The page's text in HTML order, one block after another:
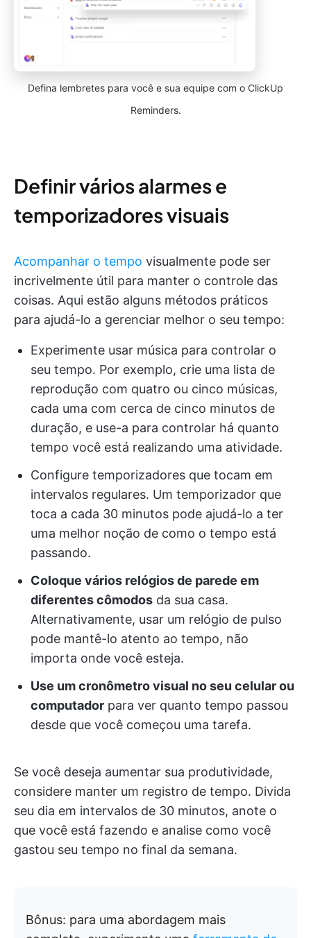
Defina lembretes para você e sua equipe com o ClickUp
Reminders.
Definir vários alarmes e
temporizadores visuais
Acompanhar o tempo visualmente pode ser
incrivelmente útil para manter o controle das
coisas. Aqui estão alguns métodos práticos
para ajudá-lo a gerenciar melhor o seu tempo:
Experimente usar música para controlar o
seu tempo. Por exemplo, crie uma lista de
reprodução com quatro ou cinco músicas,
cada uma com cerca de cinco minutos de
duração, e use-a para controlar há quanto
tempo você está realizando uma atividade.
Configure temporizadores que tocam em
intervalos regulares. Um temporizador que
toca a cada 30 minutos pode ajudá-lo a ter
uma melhor noção de como o tempo está
passando.
Coloque vários relógios de parede em
diferentes cômodos da sua casa.
Alternativamente, usar um relógio de pulso
pode mantê-lo atento ao tempo, não
importa onde você esteja.
Use um cronômetro visual no seu celular ou
computador para ver quanto tempo passou
desde que você começou uma tarefa.
Se você deseja aumentar sua produtividade,
considere manter um registro de tempo. Divida
seu dia em intervalos de 30 minutos, anote o
que você está fazendo e analise como você
gastou seu tempo no final da semana.
Bônus: para uma abordagem mais